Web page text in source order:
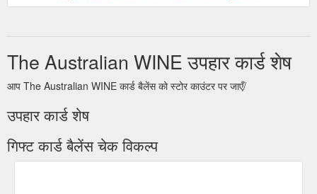
The Australian WINE उपहार कार्ड शेष
आप The Australian WINE कार्ड बैलेंस को स्टोर काउंटर पर जाएँ/
उपहार कार्ड शेष
गिफ्ट कार्ड बैलेंस चेक विकल्प